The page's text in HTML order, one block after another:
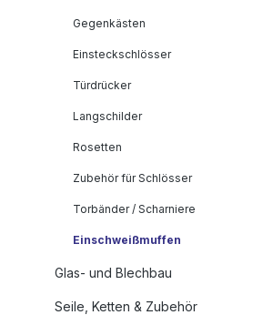
Gegenkästen
Einsteckschlösser
Türdrücker
Langschilder
Rosetten
Zubehör für Schlösser
Torbänder / Scharniere
Einschweißmuffen
Glas- und Blechbau
Seile, Ketten & Zubehör